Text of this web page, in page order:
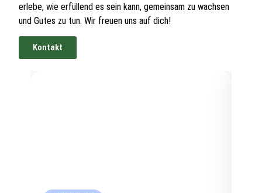
erlebe, wie erfüllend es sein kann, gemeinsam zu wachsen
und Gutes zu tun. Wir freuen uns auf dich!
Kontakt